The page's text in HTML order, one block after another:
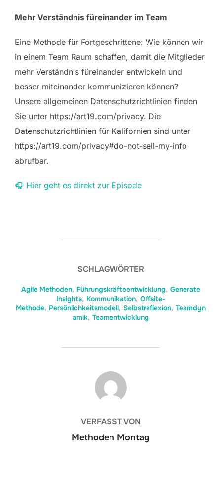
Mehr Verständnis füreinander im Team
Eine Methode für Fortgeschrittene: Wie können wir
in einem Team Raum schaffen, damit die Mitglieder
mehr Verständnis füreinander entwickeln und
besser miteinander kommunizieren können?
Unsere allgemeinen Datenschutzrichtlinien finden
Sie unter https://art19.com/privacy. Die
Datenschutzrichtlinien für Kalifornien sind unter
https://art19.com/privacy#do-not-sell-my-info
abrufbar.
🎧 Hier geht es direkt zur Episode
SCHLAGWÖRTER
Agile Methoden, Führungskräfteentwicklung, Generate
Insights, Kommunikation, Offsite-
Methode, Persönlichkeitsmodell, Selbstreflexion, Teamdyn
amik, Teamentwicklung
BEITRAGSAUTOR
VERFASST VON
Methoden Montag